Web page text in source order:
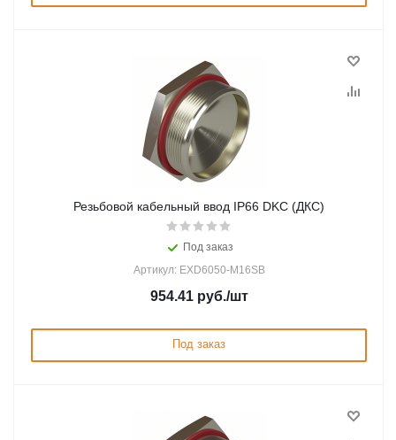
Резьбовой кабельный ввод IP66 DKC (ДКС)
Под заказ
Артикул: EXD6050-M16SB
954.41руб./шт
Под заказ